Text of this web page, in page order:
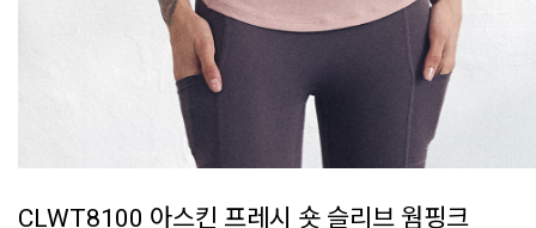
CLWT8100 아스킨 프레시 숏 슬리브 웜핑크